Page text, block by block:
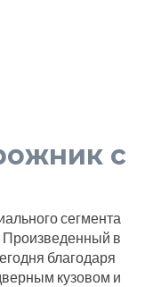
с
сегмента
Произведенный в
благодаря
кузовом и